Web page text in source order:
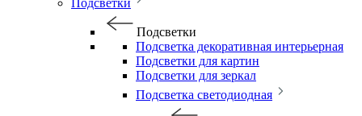
Подсветки
Подсветки
Подсветка декоративная интерьерная
Подсветки для картин
Подсветки для зеркал
Подсветка светодиодная